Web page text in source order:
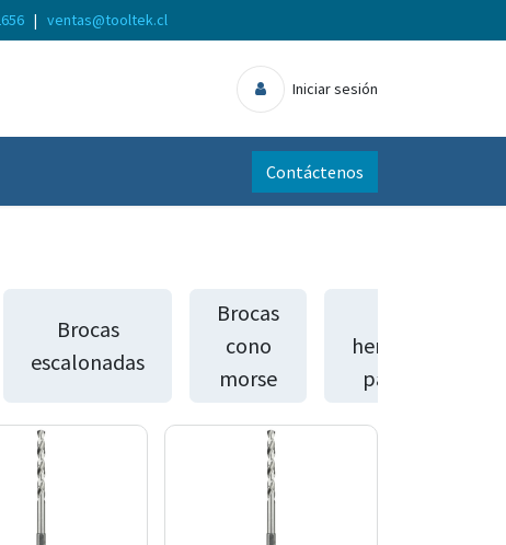
| ventas@tooltek.cl
Iniciar sesión
Contáctenos
Brocas
escalonadas
Brocas
cono
morse
herramientas
para metal